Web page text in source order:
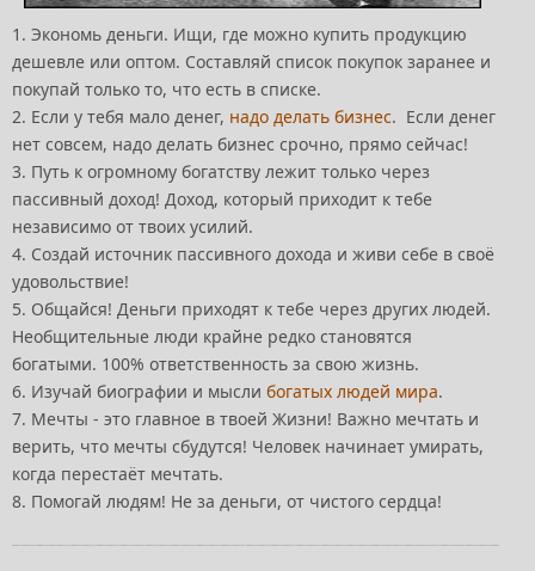
1. Экономь деньги. Ищи, где можно купить продукцию
дешевле или оптом. Составляй список покупок заранее и
покупай только то, что есть в списке.
2. Если у тебя мало денег, надо делать бизнес. Если денег
нет совсем, надо делать бизнес срочно, прямо сейчас!
3. Путь к огромному богатству лежит только через
пассивный доход! Доход, который приходит к тебе
независимо от твоих усилий.
4. Создай источник пассивного дохода и живи себе в своё
удовольствие!
5. Общайся! Деньги приходят к тебе через других людей.
Необщительные люди крайне редко становятся
богатыми. 100% ответственность за свою жизнь.
6. Изучай биографии и мысли богатых людей мира.
7. Мечты - это главное в твоей Жизни! Важно мечтать и
верить, что мечты сбудутся! Человек начинает умирать,
когда перестаёт мечтать.
8. Помогай людям! Не за деньги, от чистого сердца!